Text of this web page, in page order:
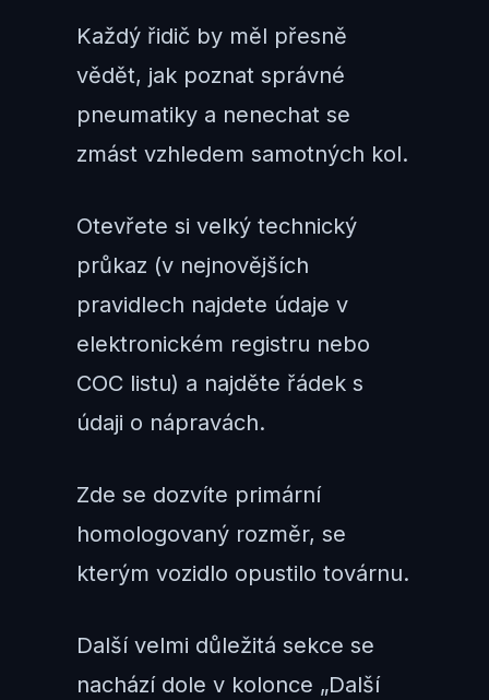
Každý řidič by měl přesně
vědět, jak poznat správné
pneumatiky a nenechat se
zmást vzhledem samotných kol.
Otevřete si velký technický
průkaz (v nejnovějších
pravidlech najdete údaje v
elektronickém registru nebo
COC listu) a najděte řádek s
údaji o nápravách.
Zde se dozvíte primární
homologovaný rozměr, se
kterým vozidlo opustilo továrnu.
Další velmi důležitá sekce se
nachází dole v kolonce „Další